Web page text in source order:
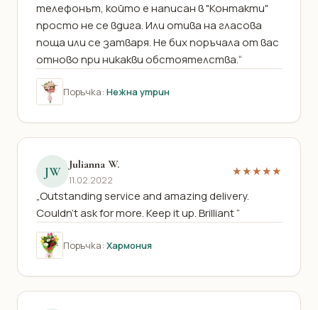
телефонът, който е написан в "Контакти"
просто не се вдига. Или отива на гласова
поща или се затваря. Не бих поръчала от вас
отново при никакви обстоятелства.“
Поръчка: Нежна утрин
JW Julianna W.
11.02.2022
★★★★★
„Outstanding service and amazing delivery.
Couldn’t ask for more. Keep it up. Brilliant “
Поръчка: Хармония